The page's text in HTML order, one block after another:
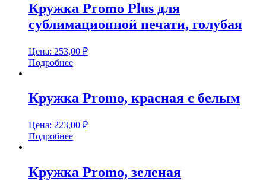
Кружка Promo Plus для
сублимационной печати, голубая
Цена: 253,00 ₽
Подробнее
Кружка Promo, красная с белым
Цена: 223,00 ₽
Подробнее
Кружка Promo, зеленая